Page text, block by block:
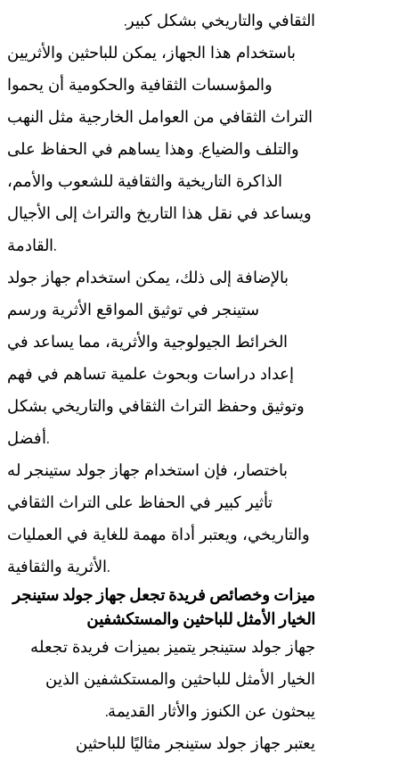
الثقافي والتاريخي بشكل كبير.
باستخدام هذا الجهاز، يمكن للباحثين والأثريين
والمؤسسات الثقافية والحكومية أن يحموا
التراث الثقافي من العوامل الخارجية مثل النهب
والتلف والضياع. وهذا يساهم في الحفاظ على
الذاكرة التاريخية والثقافية للشعوب والأمم،
ويساعد في نقل هذا التاريخ والتراث إلى الأجيال
القادمة.
بالإضافة إلى ذلك، يمكن استخدام جهاز جولد
ستينجر في توثيق المواقع الأثرية ورسم
الخرائط الجيولوجية والأثرية، مما يساعد في
إعداد دراسات وبحوث علمية تساهم في فهم
وتوثيق وحفظ التراث الثقافي والتاريخي بشكل
أفضل.
باختصار، فإن استخدام جهاز جولد ستينجر له
تأثير كبير في الحفاظ على التراث الثقافي
والتاريخي، ويعتبر أداة مهمة للغاية في العمليات
الأثرية والثقافية.
ميزات وخصائص فريدة تجعل جهاز جولد ستينجر
الخيار الأمثل للباحثين والمستكشفين
جهاز جولد ستينجر يتميز بميزات فريدة تجعله
الخيار الأمثل للباحثين والمستكشفين الذين
يبحثون عن الكنوز والأثار القديمة.
يعتبر جهاز جولد ستينجر مثاليًا للباحثين